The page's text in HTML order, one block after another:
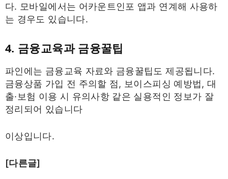
다. 모바일에서는 어카운트인포 앱과 연계해 사용하
는 경우도 있습니다.
4. 금융교육과 금융꿀팁
파인에는 금융교육 자료와 금융꿀팁도 제공됩니다.
금융상품 가입 전 주의할 점, 보이스피싱 예방법, 대
출·보험 이용 시 유의사항 같은 실용적인 정보가 잘
정리되어 있습니다
이상입니다.
[다른글]